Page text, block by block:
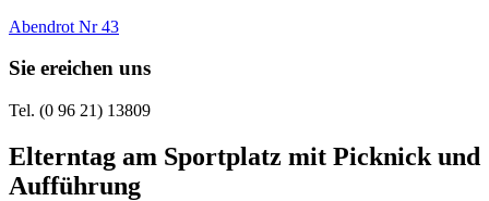
Abendrot Nr 43
Sie ereichen uns
Tel. (0 96 21) 13809
Elterntag am Sportplatz mit Picknick und
Aufführung